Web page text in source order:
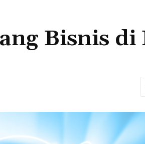
Bisnis di